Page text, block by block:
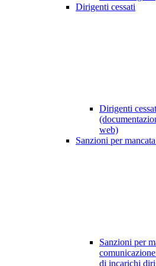
Dirigenti cessati
Dirigenti
web)
Sanzioni per
Sanzioni per
di incarichi